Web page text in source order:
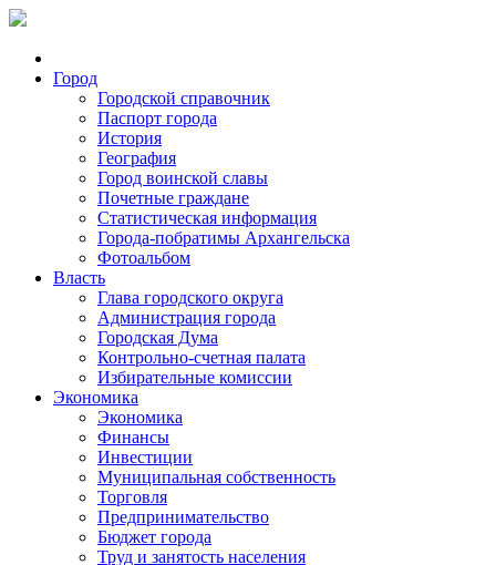
Город
Городской справочник
Паспорт города
История
География
Город воинской славы
Почетные граждане
Статистическая информация
Города-побратимы Архангельска
Фотоальбом
Власть
Глава городского округа
Администрация города
Городская Дума
Контрольно-счетная палата
Избирательные комиссии
Экономика
Экономика
Финансы
Инвестиции
Муниципальная собственность
Торговля
Предпринимательство
Бюджет города
Труд и занятость населения